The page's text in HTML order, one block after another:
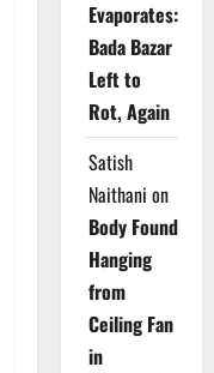
Evaporates:
Bada Bazar
Left to
Rot, Again
Satish
Naithani on
Body Found
Hanging
from
Ceiling Fan
in